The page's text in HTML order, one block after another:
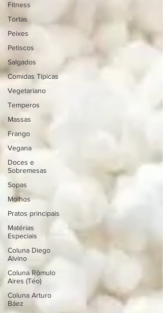
Fitness
Tortas
Peixes
Petiscos
Salgados
Comidas Típicas
Vegetariano
Temperos
Massas
Frango
Vegana
Doces e
Sobremesas
Sopas
Molhos
Pratos principais
Matérias
Especiais
Coluna Diego
Alvino
Coluna Rômulo
Aires (Téo)
Coluna Arturo
Báez